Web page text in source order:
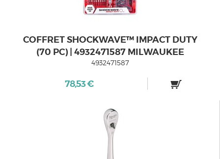
COFFRET SHOCKWAVE™ IMPACT DUTY
(70 PC) | 4932471587 MILWAUKEE
4932471587
78,53 €